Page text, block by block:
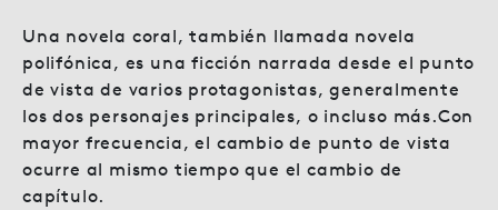
Una novela coral, también llamada novela
polifónica, es una ficción narrada desde el punto
de vista de varios protagonistas, generalmente
los dos personajes principales, o incluso más.Con
mayor frecuencia, el cambio de punto de vista
ocurre al mismo tiempo que el cambio de
capítulo.